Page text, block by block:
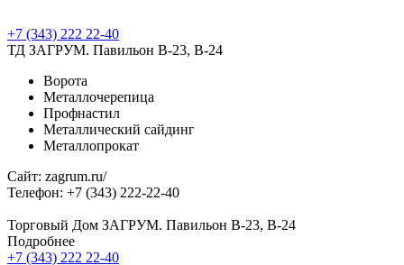
+7 (343) 222 22-40
ТД ЗАГРУМ. Павильон В-23, В-24
Ворота
Металлочерепица
Профнастил
Металлический сайдинг
Металлопрокат
Сайт: zagrum.ru/
Телефон: +7 (343) 222-22-40
Торговый Дом ЗАГРУМ. Павильон В-23, В-24
Подробнее
+7 (343) 222 22-40